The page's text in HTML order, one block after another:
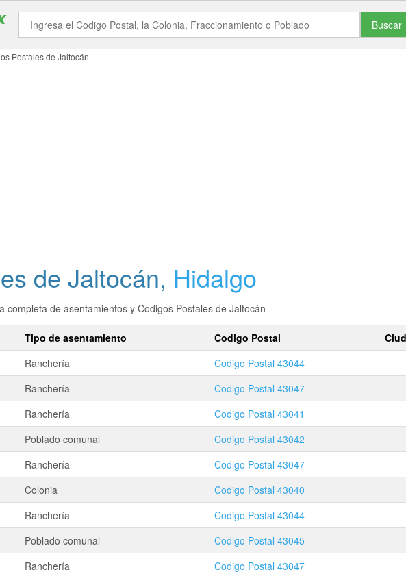
Buscar
Postales de Jaltocán
de Jaltocán, Hidalgo
completa de asentamientos y Codigos Postales de Jaltocán
Tipo de asentamiento Codigo Postal
Ranchería Codigo Postal 43044
Ranchería Codigo Postal 43047
Ranchería Codigo Postal 43041
Poblado comunal Codigo Postal 43042
Ranchería Codigo Postal 43047
Colonia Codigo Postal 43040
Ranchería Codigo Postal 43044
Poblado comunal Codigo Postal 43045
Ranchería Codigo Postal 43047